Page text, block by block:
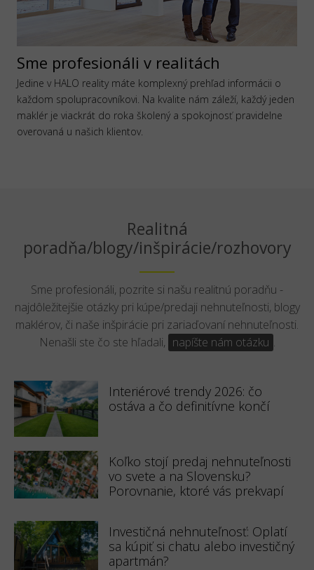
Sme profesionáli v realitách
Jedine v HALO reality máte komplexný prehľad informácii o
každom spolupracovníkovi. Na kvalite nám záleží, každý jeden
maklér je viackrát do roka školený a spokojnosť pravidelne
overovaná u našich klientov.
Realitná
poradňa/blogy/inšpirácie/rozhovory
Sme profesionáli, pozrite si našu realitnú poradňu -
najdôležitejšie otázky pri kúpe/predaji nehnuteľnosti, blogy
maklérov, či naše inšpirácie pri zariaďovaní nehnuteľnosti.
Nenašli ste čo ste hľadali, napíšte nám otázku .
Interiérové trendy 2026: čo
ostáva a čo definitívne končí
Koľko stojí predaj nehnuteľnosti
vo svete a na Slovensku?
Porovnanie, ktoré vás prekvapí
Investičná nehnuteľnosť: Oplatí
sa kúpiť si chatu alebo investičný
apartmán?